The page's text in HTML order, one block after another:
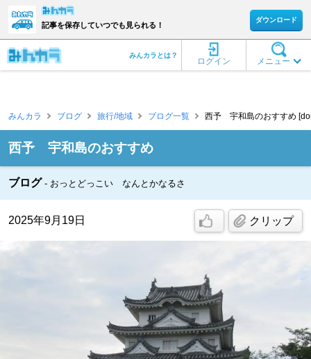
記事を保存していつでも見られる！
ダウンロード
メニュー
ログイン
みんカラとは？
みんカラ ブログ 旅行/地域 ブログ一覧 西予 宇和島のおすすめ
西予 宇和島のおすすめ
ブログ おっとどっこい なんとかなるさ
2025年9月19日 クリップ